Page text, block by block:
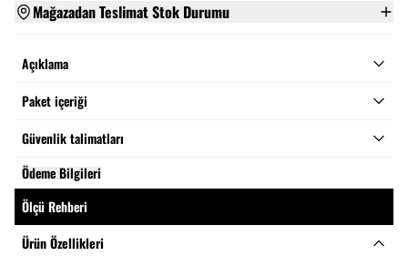
Mağazadan Teslimat Stok Durumu
Açıklama
Paket içeriği
Güvenlik talimatları
Ödeme Bilgileri
Ölçü Rehberi
Ürün Özellikleri